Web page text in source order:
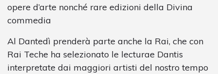
opere d’arte nonché rare edizioni della Divina
commedia
Al Dantedì prenderà parte anche la Rai, che con
Rai Teche ha selezionato le lecturae Dantis
interpretate dai maggiori artisti del nostro tempo